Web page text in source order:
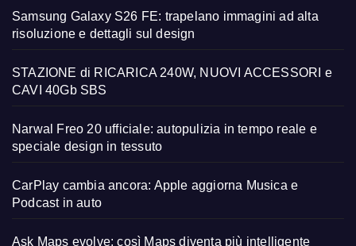
Samsung Galaxy S26 FE: trapelano immagini ad alta
risoluzione e dettagli sul design
STAZIONE di RICARICA 240W, NUOVI ACCESSORI e
CAVI 40Gb SBS
Narwal Freo 20 ufficiale: autopulizia in tempo reale e
speciale design in tessuto
CarPlay cambia ancora: Apple aggiorna Musica e
Podcast in auto
Ask Maps evolve: così Maps diventa più intelligente